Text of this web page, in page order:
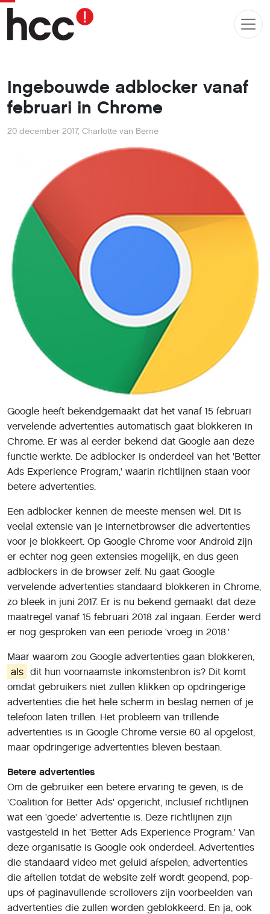
Ingebouwde adblocker vanaf
februari in Chrome
20 december 2017, Charlotte van Berne
Google heeft bekendgemaakt dat het vanaf 15 februari
vervelende advertenties automatisch gaat blokkeren in
Chrome. Er was al eerder bekend dat Google aan deze
functie werkte. De adblocker is onderdeel van het 'Better
Ads Experience Program,' waarin richtlijnen staan voor
betere advertenties.
Een adblocker kennen de meeste mensen wel. Dit is
veelal extensie van je internetbrowser die advertenties
voor je blokkeert. Op Google Chrome voor Android zijn
er echter nog geen extensies mogelijk, en dus geen
adblockers in de browser zelf. Nu gaat Google
vervelende advertenties standaard blokkeren in Chrome,
zo bleek in juni 2017. Er is nu bekend gemaakt dat deze
maatregel vanaf 15 februari 2018 zal ingaan. Eerder werd
er nog gesproken van een periode 'vroeg in 2018.'
Maar waarom zou Google advertenties gaan blokkeren,
als dit hun voornaamste inkomstenbron is? Dit komt
omdat gebruikers niet zullen klikken op opdringerige
advertenties die het hele scherm in beslag nemen of je
telefoon laten trillen. Het probleem van trillende
advertenties is in Google Chrome versie 60 al opgelost,
maar opdringerige advertenties bleven bestaan.
Betere advertenties
Om de gebruiker een betere ervaring te geven, is de
'Coalition for Better Ads' opgericht, inclusief richtlijnen
wat een 'goede' advertentie is. Deze richtlijnen zijn
vastgesteld in het 'Better Ads Experience Program.' Van
deze organisatie is Google ook onderdeel. Advertenties
die standaard video met geluid afspelen, advertenties
die aftellen totdat de website zelf wordt geopend, pop-
ups of paginavullende scrollovers zijn voorbeelden van
advertenties die zullen worden geblokkeerd. En ja, ook